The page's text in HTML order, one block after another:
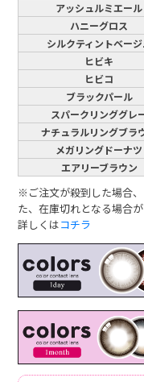
アッシュルミエール
ハニーグロス
シルクティントベージ
ヒビキ
ヒビコ
ブラックパール
スパークリンググレ
ナチュラルリングブラ
メガリングドーナツ
エアリーブラウン
※ご注文が殺到した場合
た、在庫切れとなる場合
詳しくはコチラ